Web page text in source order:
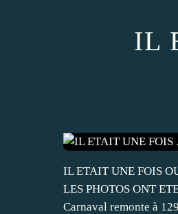
IL
IL ETAIT UNE FOIS
LES PHOTOS ONT
Carnaval remonte à